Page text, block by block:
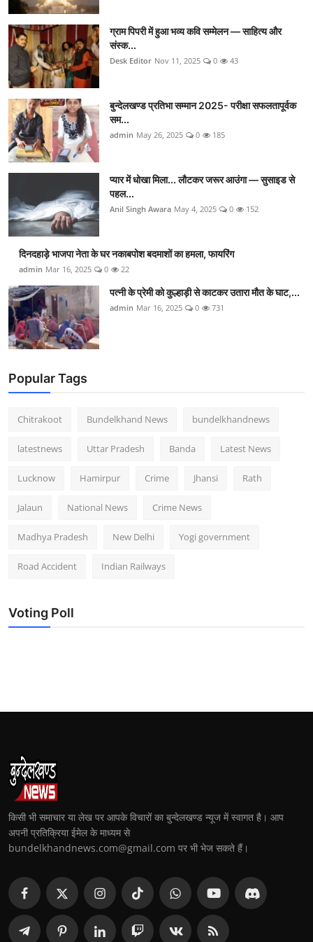
ग्राम पिपरी में हुआ भव्य कवि सम्मेलन — साहित्य और
संस्क...
Desk Editor Nov 11, 2025 0 43
बुन्देलखण्ड प्रतिभा सम्मान 2025- परीक्षा सफलतापूर्वक
सम...
admin May 26, 2025 0 185
प्यार में धोखा मिला... लौटकर जरूर आउंगा — सुसाइड से
पहल...
Anil Singh Awara May 4, 2025 0 152
दिनदहाड़े भाजपा नेता के घर नकाबपोश बदमाशों का हमला, फायरिंग
admin Mar 16, 2025 0 22
पत्नी के प्रेमी को कुल्हाड़ी से काटकर उतारा मौत के घाट,...
admin Mar 16, 2025 0 731
Popular Tags
Chitrakoot Bundelkhand News bundelkhandnews
latestnews Uttar Pradesh Banda Latest News
Lucknow Hamirpur Crime Jhansi Rath
Jalaun National News Crime News
Madhya Pradesh New Delhi Yogi government
Road Accident Indian Railways
Voting Poll
किसी भी समाचार या लेख पर आपके विचारों का बुन्देलखण्ड न्यूज में स्वागत है। आप
अपनी प्रतिक्रिया ईमेल के माध्यम से
bundelkhandnews.com@gmail.com पर भी भेज सकते हैं।